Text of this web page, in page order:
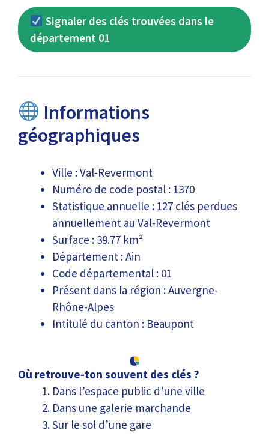
Signaler des clés trouvées dans le
département 01
Informations
géographiques
Ville : Val-Revermont
Numéro de code postal : 1370
Statistique annuelle : 127 clés perdues
annuellement au Val-Revermont
Surface : 39.77 km²
Département : Ain
Code départemental : 01
Présent dans la région : Auvergne-
Rhône-Alpes
Intitulé du canton : Beaupont
Où retrouve-ton souvent des clés ?
Dans l’espace public d’une ville
Dans une galerie marchande
Sur le sol d’une gare